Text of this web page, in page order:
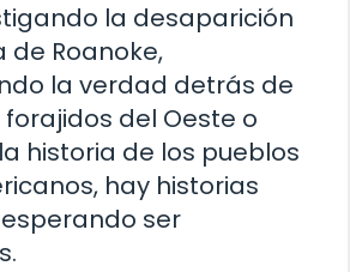
la desaparición
de Roanoke,
la verdad detrás de
del Oeste o
historia de los pueblos
hay historias
ser